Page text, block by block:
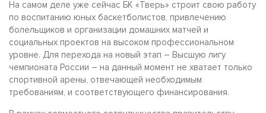
На самом деле уже сейчас БК «Тверь» строит свою работу
по воспитанию юных баскетболистов, привлечению
болельщиков и организации домашних матчей и
социальных проектов на высоком профессиональном
уровне. Для перехода на новый этап – Высшую лигу
чемпионата России – на данный момент не хватает только
спортивной арены, отвечающей необходимым
требованиям, и соответствующего финансирования.